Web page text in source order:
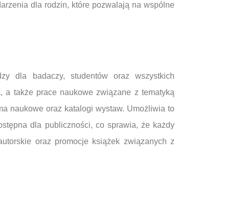
dla rodzin, które pozwalają na wspólne
dla badaczy, studentów oraz wszystkich
a także prace naukowe związane z tematyką
naukowe oraz katalogi wystaw. Umożliwia to
dla publiczności, co sprawia, że każdy
oraz promocje książek związanych z